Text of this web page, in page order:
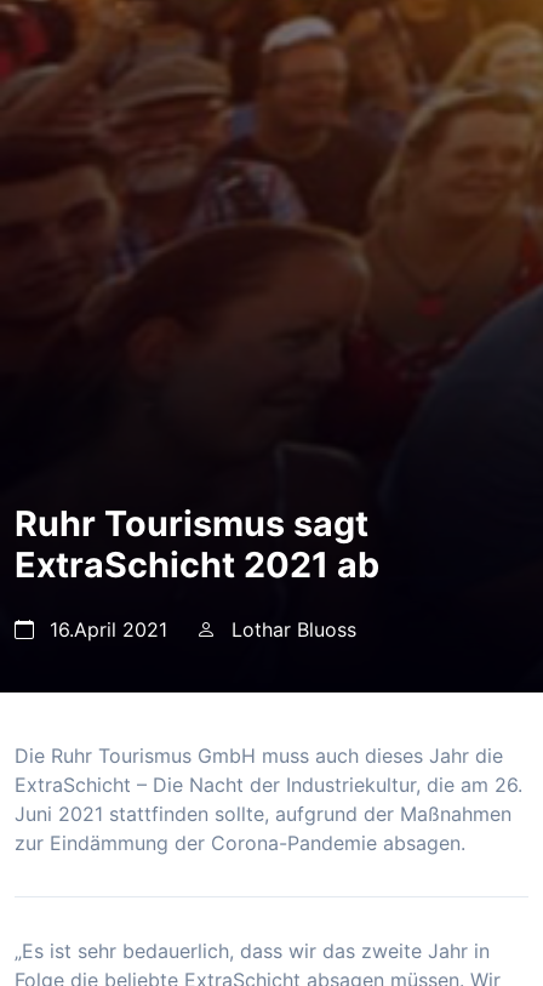
Ruhr Tourismus sagt
ExtraSchicht 2021 ab
16.April 2021 Lothar Bluoss
Die Ruhr Tourismus GmbH muss auch dieses Jahr die
ExtraSchicht – Die Nacht der Industriekultur, die am 26.
Juni 2021 stattfinden sollte, aufgrund der Maßnahmen
zur Eindämmung der Corona-Pandemie absagen.
„Es ist sehr bedauerlich, dass wir das zweite Jahr in
Folge die beliebte ExtraSchicht absagen müssen. Wir